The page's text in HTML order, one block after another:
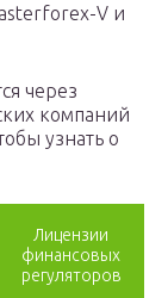
V и
через
компаний
узнать о
Лицензии
финансовых
регуляторов